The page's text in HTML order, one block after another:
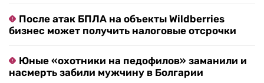
После атак БПЛА на объекты Wildberries
бизнес может получить налоговые отсрочки
Юные «охотники на педофилов» заманили и
насмерть забили мужчину в Болгарии